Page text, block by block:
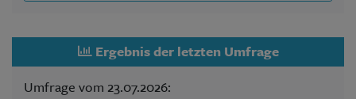
Ergebnis der letzten Umfrage
Umfrage vom 23.07.2026: